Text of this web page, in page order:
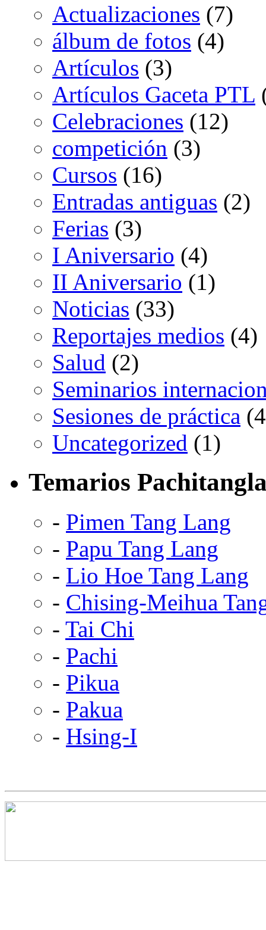
Actualizaciones (7)
álbum de fotos (4)
Artículos (3)
Artículos Gaceta PTL
Celebraciones (12)
competición (3)
Cursos (16)
Entradas antiguas (2)
Ferias (3)
I Aniversario (4)
II Aniversario (1)
Noticias (33)
Reportajes medios (4)
Salud (2)
Seminarios
Sesiones de práctica
Uncategorized (1)
Temarios
- Pimen Tang Lang
- Papu Tang Lang
- Lio Hoe Tang Lang
- Chising-Meihua
- Tai Chi
- Pachi
- Pikua
- Pakua
- Hsing-I